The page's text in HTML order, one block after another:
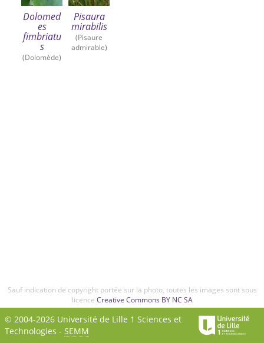
Dolomed
es
fimbriatu
s
(Dolomède)
Pisaura
mirabilis
(Pisaure
admirable)
Sauf indication de copyright portée sur la photo, toutes les images sont sous
licence Creative Commons BY NC SA
© 2004-2026 Université de Lille 1 Sciences et
Technologies - SEMM